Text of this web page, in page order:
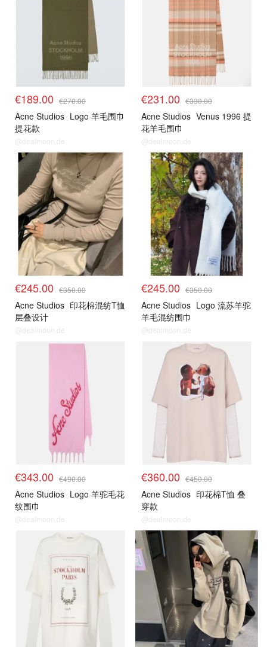
€189.00 €270.00
Acne Studios Logo 羊毛围巾
提花款
@dealmoon.de
€231.00 €330.00
Acne Studios Venus 1996 提
花羊毛围巾
@dealmoon.de
€245.00 €350.00
Acne Studios 印花棉混纺T恤
层叠设计
@dealmoon.de
€245.00 €350.00
Acne Studios Logo 流苏羊驼
羊毛混纺围巾
@dealmoon.de
€343.00 €490.00
Acne Studios Logo 羊驼毛花
纹围巾
@dealmoon.de
€360.00 €450.00
Acne Studios 印花棉T恤 叠
穿款
@dealmoon.de